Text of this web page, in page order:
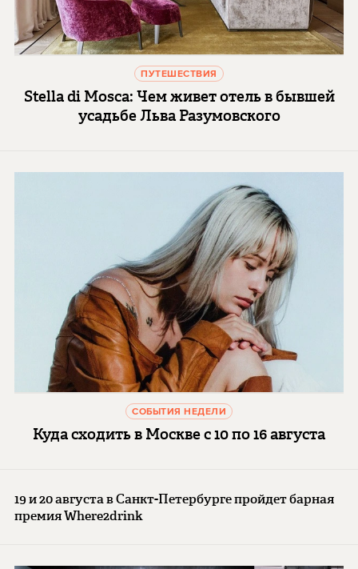
ПУТЕШЕСТВИЯ
Stella di Mosca: Чем живет отель в бывшей
усадьбе Льва Разумовского
СОБЫТИЯ НЕДЕЛИ
Куда сходить в Москве с 10 по 16 августа
19 и 20 августа в Санкт-Петербурге пройдет барная
премия Where2drink